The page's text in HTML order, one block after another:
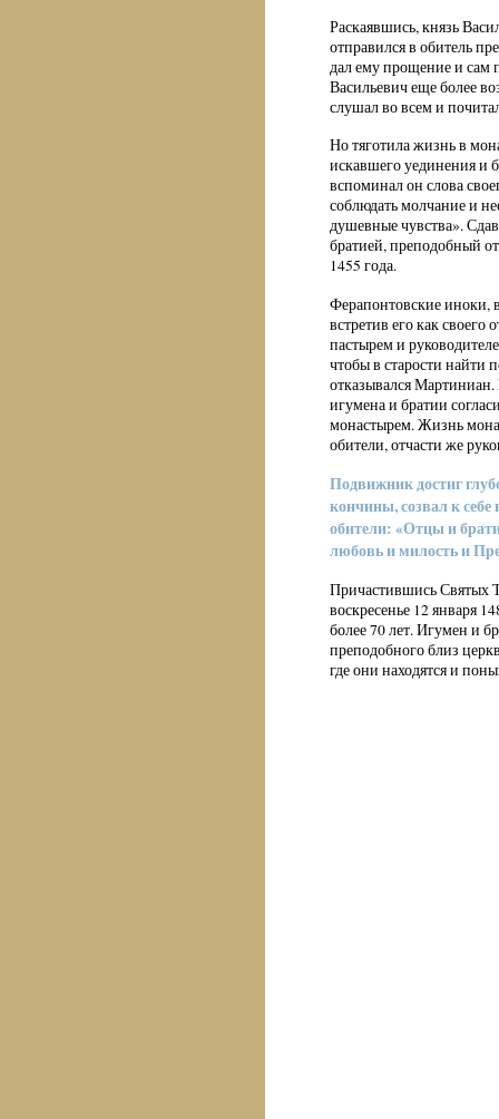
Раскаявшись, князь
отправился в обитель
дал ему прощение и сам
Васильевич еще более
слушал во всем и
Но тяготила жизнь в
искавшего уединения и
вспоминал он слова
соблюдать молчание и
душевные чувства».
братией, преподобный
1455 года.
Ферапонтовские иноки,
встретив его как
пастырем и
чтобы в старости найти
отказывался
игумена и братии
монастырем. Жизнь
обители, отчасти же
Подвижник достиг
кончины, созвал к себе
обители: «Отцы и
любовь и милость и
Причастившись Святых
воскресенье 12 января
более 70 лет. Игумен и
преподобного близ
где они находятся и